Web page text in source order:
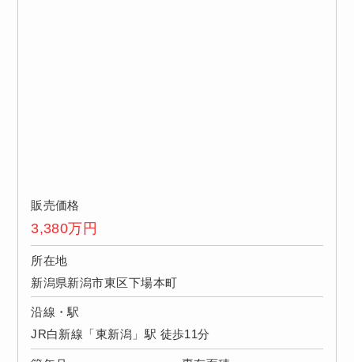
販売価格
3,380万円
所在地
新潟県新潟市東区下場本町
沿線・駅
JR白新線「東新潟」駅 徒歩11分